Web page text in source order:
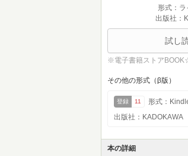
形式：
出版社：
試し
※電子書籍ストア
その他の形式（β版）
登録 11
形式：
出版社：KADOKAWA
本の詳細